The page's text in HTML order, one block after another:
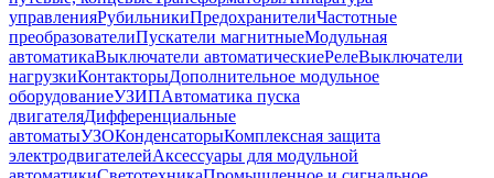
управленияРубильникиПредохранителиЧастотные
преобразователиПускатели магнитныеМодульная
автоматикаВыключатели автоматическиеРелеВыключатели
нагрузкиКонтакторыДополнительное модульное
оборудованиеУЗИПАвтоматика пуска
двигателяДифференциальные
автоматыУЗОКонденсаторыКомплексная защита
электродвигателейАксессуары для модульной